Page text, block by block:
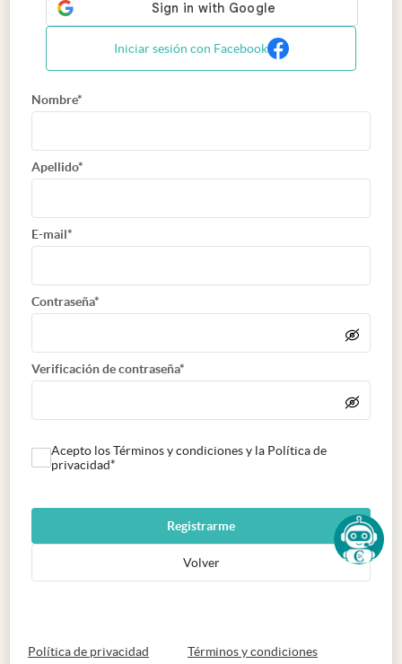
Iniciar sesión con Facebook
Nombre*
Apellido*
E-mail*
Contraseña*
Verificación de contraseña*
Acepto los Términos y condiciones y la Política de
privacidad*
Registrarme
Volver
Política de privacidad abre en nueva pestaña
Términos y condicionesabre en nueva